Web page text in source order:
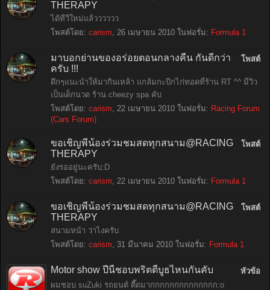
THERAPY
ได้ทีวีใหม่แล้วววววว
โพสต์โดย: carism, 26 เมษายน 2010 ในฟอรั่ม: Formula 1
โพสต์
มาบอกย่านของอร่อยตอนกลางคืน กันดีกว่า
ครับ !!!
ดึกๆแนะนำให้มากินเหล้า แกล้มกะปีกไก่ทอดที่ร้าน RT ^^ มีวิว
เป็นเด็กนวด ร้าน cheezy spa คับ
โพสต์โดย: carism, 22 เมษายน 2010 ในฟอรั่ม: Racing Forum
(Cars Forum)
โพสต์
ขอเชิญพี่น้องร่วมชมสดทุกสนาม@RACING
THERAPY
ยังรออยู่นะครับ:D
โพสต์โดย: carism, 22 เมษายน 2010 ในฟอรั่ม: Formula 1
โพสต์
ขอเชิญพี่น้องร่วมชมสดทุกสนาม@RACING
THERAPY
สนามหน้า ว่าไงครับ
โพสต์โดย: carism, 31 มีนาคม 2010 ในฟอรั่ม: Formula 1
หัวข้อ
Motor show ปีนี้ชอบพริตตี้บูธไหนกันคับ
ผมชอบ suZuki รถยนต์ ตื๊ดมากกกกกกกกกกกกกก:o